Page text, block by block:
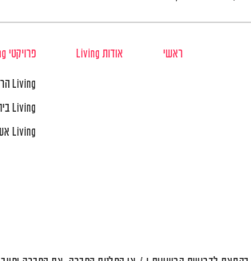
ראשי אודות Living פרויקטי Living
Living הרקפות
Living בית בפארק
Living אשדוד